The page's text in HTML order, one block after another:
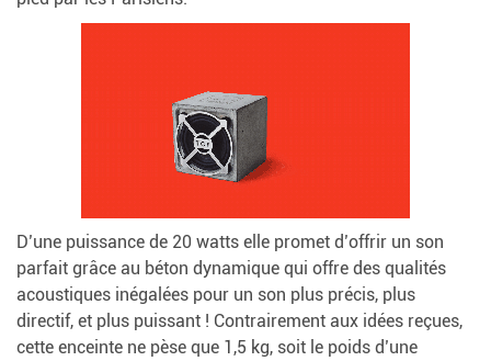
D’une puissance de 20 watts elle promet d’offrir un son
parfait grâce au béton dynamique qui offre des qualités
acoustiques inégalées pour un son plus précis, plus
directif, et plus puissant ! Contrairement aux idées reçues,
cette enceinte ne pèse que 1,5 kg, soit le poids d’une